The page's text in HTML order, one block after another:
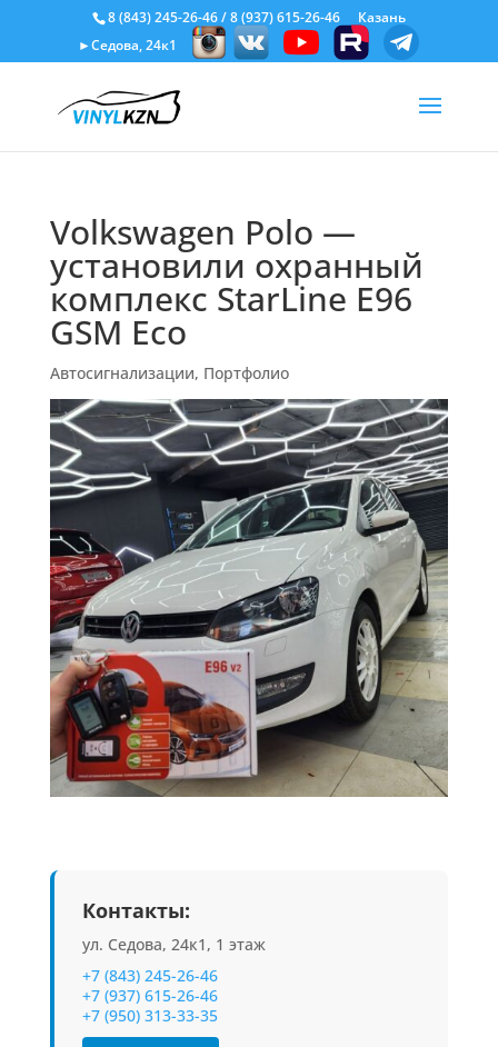
8 (843) 245-26-46/8 (937) 615-26-46
Казань
►Седова, 24к1
Volkswagen Polo —
установили охранный
комплекс StarLine E96
GSM Eco
Автосигнализации, Портфолио
Контакты:
ул. Седова, 24к1, 1 этаж
+7 (843) 245-26-46
+7 (937) 615-26-46
+7 (950) 313-33-35